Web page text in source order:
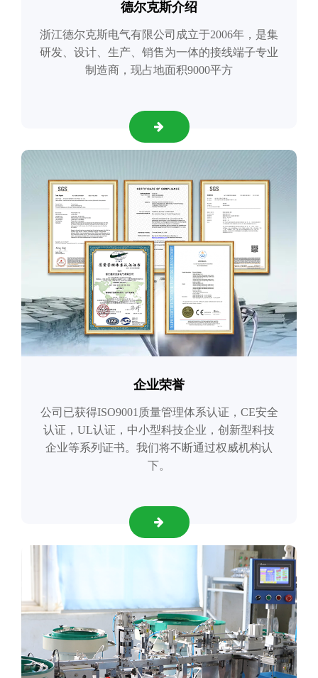
德尔克斯介绍
浙江德尔克斯电气有限公司成立于2006年，是集
研发、设计、生产、销售为一体的接线端子专业
制造商，现占地面积9000平方
企业荣誉
公司已获得ISO9001质量管理体系认证，CE安全
认证，UL认证，中小型科技企业，创新型科技
企业等系列证书。我们将不断通过权威机构认
下。